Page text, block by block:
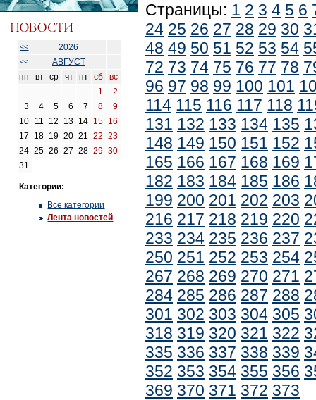
<< 2026
<<
АВГУСТ
пн
вт ср чт пт сб
вс
1
2
3
4 5 6 7 8
9
10
11 12 13 14 15 16
17
18 19 20 21 22
23
24 25 26 27 28 29 30
31
Категории:
Все категории
Лента новостей
Страницы: 1 2 3 4 5 6
24 25 26 27 28 29 30
48 49 50 51 52 53 54
72 73 74 75 76 77 78
96 97 98 99 100 101
114 115 116 117 118
131 132 133 134 135
148 149 150 151 152
165 166 167 168 169
182 183 184 185 186
199 200 201 202 203
216 217 218 219 220
233 234 235 236 237
250 251 252 253 254
267 268 269 270 271
284 285 286 287 288
301 302 303 304 305
318 319 320 321 322
335 336 337 338 339
352 353 354 355 356
369 370 371 372 373